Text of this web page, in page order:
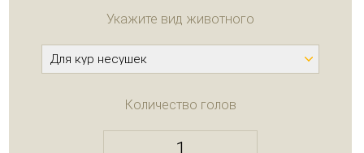
Укажите вид животного
Количество голов